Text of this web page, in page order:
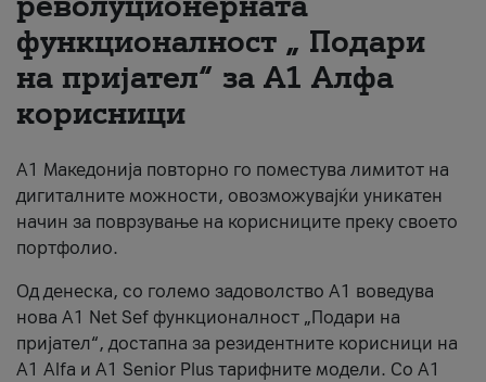
За нас
#ПодобарОнлајн
функционалност „ Подари
на пријател“ за А1 Алфа
корисници
А1 Македонија повторно го поместува лимитот на
дигиталните можности, овозможувајќи уникатен
начин за поврзување на корисниците преку своето
портфолио.
Од денеска, со големо задоволство А1 воведува
нова A1 Net Sef функционалност „Подари на
пријател“, достапна за резидентните корисници на
А1 Alfa и A1 Senior Plus тарифните модели. Со A1